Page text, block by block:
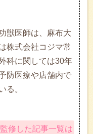
獣医師は、麻布大
株式会社コジマ常
科に関しては30年
防医療や店舗内で
る。
修した記事一覧は